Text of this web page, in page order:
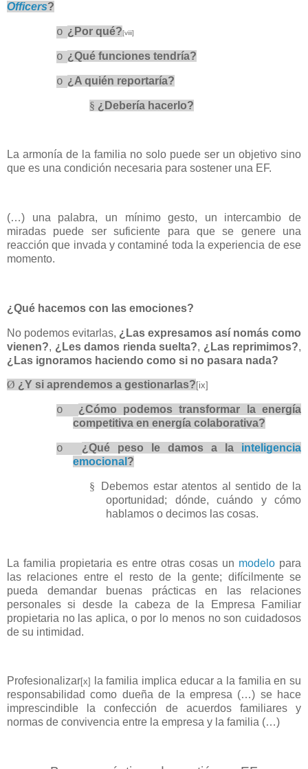
Officers?
o ¿Por qué?[viii]
o ¿Qué funciones tendría?
o ¿A quién reportaría?
§ ¿Debería hacerlo?
La armonía de la familia no solo puede ser un objetivo sino
que es una condición necesaria para sostener una EF.
(…) una palabra, un mínimo gesto, un intercambio de
miradas puede ser suficiente para que se genere una
reacción que invada y contaminé toda la experiencia de ese
momento.
¿Qué hacemos con las emociones?
No podemos evitarlas, ¿Las expresamos así nomás como
vienen?, ¿Les damos rienda suelta?, ¿Las reprimimos?,
¿Las ignoramos haciendo como si no pasara nada?
Ø ¿Y si aprendemos a gestionarlas? [ix]
o
¿Cómo podemos transformar la energía
competitiva en energía colaborativa?
o ¿Qué peso le damos a la inteligencia
emocional ?
§
Debemos estar atentos al sentido de la
oportunidad; dónde, cuándo y cómo
hablamos o decimos las cosas.
La familia propietaria es entre otras cosas un modelo para
las relaciones entre el resto de la gente; difícilmente se
pueda demandar buenas prácticas en las relaciones
personales si desde la cabeza de la Empresa Familiar
propietaria no las aplica, o por lo menos no son cuidadosos
de su intimidad.
Profesionalizar[x]
la familia implica educar a la familia en su
responsabilidad como dueña de la empresa (…) se hace
imprescindible la confección de acuerdos familiares y
normas de convivencia entre la empresa y la familia (…)